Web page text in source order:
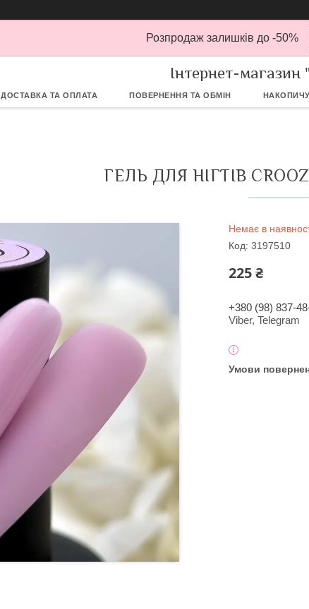
Розпродаж залишків до -50%
Інтернет-
ДОСТАВКА ТА ОПЛАТА ПОВЕРНЕННЯ ТА ОБМІН
ГЕЛЬ ДЛЯ НІГТІВ
Немає в
Код: 3197510
225 ₴
+380 (98) 837-
Viber, Telegram